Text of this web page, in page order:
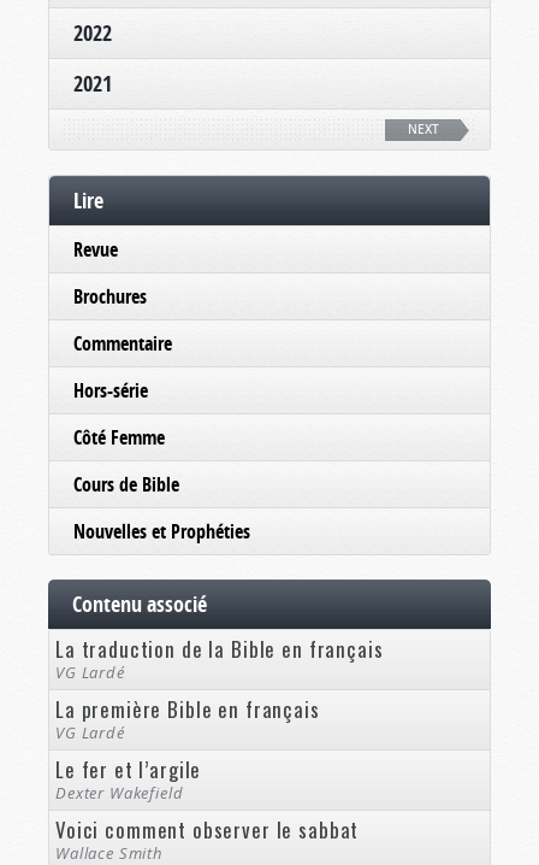
2022
2021
NEXT
Lire
Revue
Brochures
Commentaire
Hors-série
Côté Femme
Cours de Bible
Nouvelles et Prophéties
Contenu associé
La traduction de la Bible en français
VG Lardé
La première Bible en français
VG Lardé
Le fer et l’argile
Dexter Wakefield
Voici comment observer le sabbat
Wallace Smith